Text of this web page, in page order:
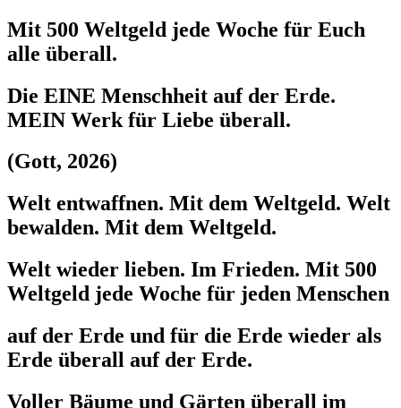
Mit 500 Weltgeld jede Woche für Euch
alle überall.
Die EINE Menschheit auf der Erde.
MEIN Werk für Liebe überall.
(Gott, 2026)
Welt entwaffnen. Mit dem Weltgeld. Welt
bewalden. Mit dem Weltgeld.
Welt wieder lieben. Im Frieden. Mit 500
Weltgeld jede Woche für jeden Menschen
auf der Erde und für die Erde wieder als
Erde überall auf der Erde.
Voller Bäume und Gärten überall im